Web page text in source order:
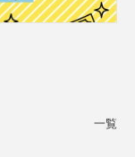
一覧